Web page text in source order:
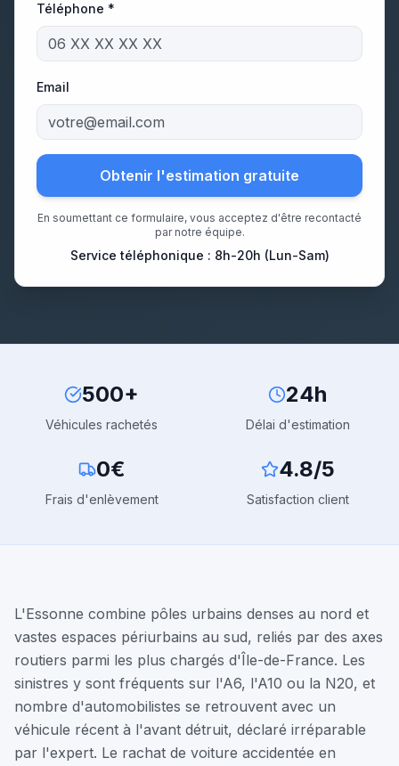
Téléphone *
Email
Obtenir l'estimation gratuite
En soumettant ce formulaire, vous acceptez d'être recontacté
par notre équipe.
Service téléphonique : 8h-20h (Lun-Sam)
500+
Véhicules rachetés
24h
Délai d'estimation
0€
Frais d'enlèvement
4.8/5
Satisfaction client
L'Essonne combine pôles urbains denses au nord et
vastes espaces périurbains au sud, reliés par des axes
routiers parmi les plus chargés d'Île-de-France. Les
sinistres y sont fréquents sur l'A6, l'A10 ou la N20, et
nombre d'automobilistes se retrouvent avec un
véhicule récent à l'avant détruit, déclaré irréparable
par l'expert. Le rachat de voiture accidentée en